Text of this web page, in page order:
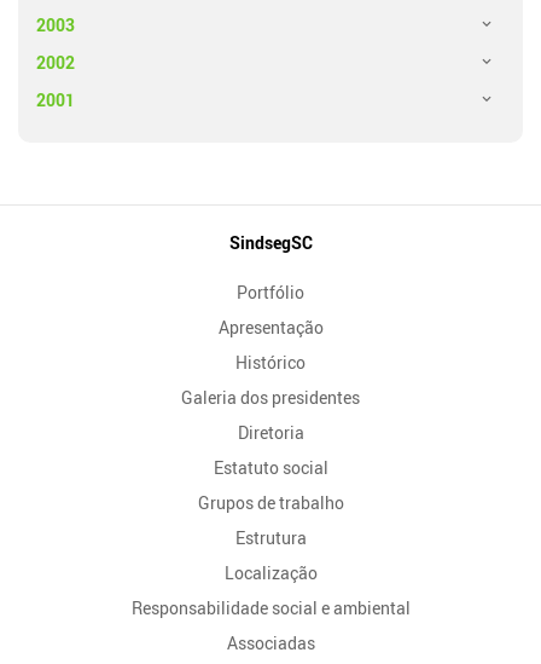
2003
2002
2001
SindsegSC
Portfólio
Apresentação
Histórico
Galeria dos presidentes
Diretoria
Estatuto social
Grupos de trabalho
Estrutura
Localização
Responsabilidade social e ambiental
Associadas